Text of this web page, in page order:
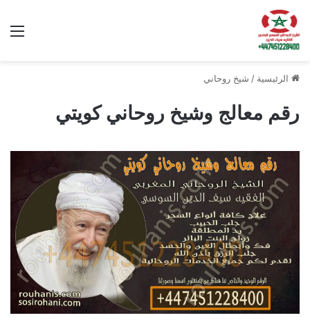
الرئيسية / شيخ روحاني
رقم معالج وشيخ روحاني كويتي